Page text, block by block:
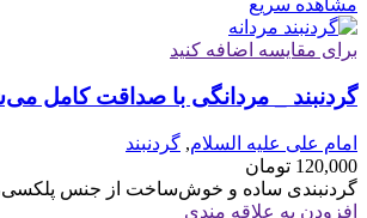
برای مقایسه اضافه کنید
گردنبند _ مردانگی با صداقت کامل
امام علی علیه السلام, گردنبند
120,000 تومان
گردنبندی ساده و خوش‌ساخت از جنس پلکسی،
افزودن به علاقه مندی